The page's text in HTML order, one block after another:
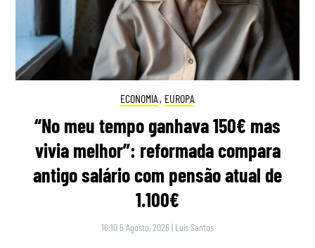
ECONOMIA , EUROPA
“No meu tempo ganhava 150€ mas
vivia melhor”: reformada compara
antigo salário com pensão atual de
1.100€
16:10 5 Agosto, 2026 | Luís Santos